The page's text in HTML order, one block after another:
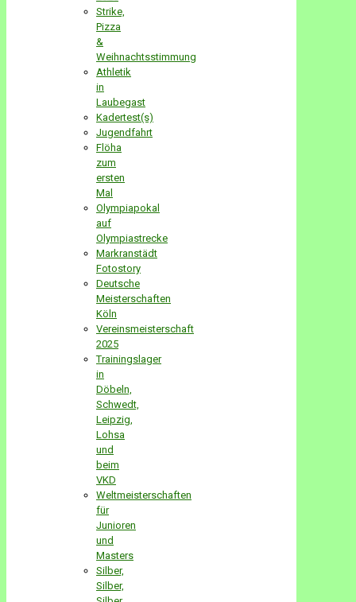
Strike,
Pizza
&
Weihnachtsstimmung
Athletik
in
Laubegast
Kadertest(s)
Jugendfahrt
Flöha
zum
ersten
Mal
Olympiapokal
auf
Olympiastrecke
Markranstädt
Fotostory
Deutsche
Meisterschaften
Köln
Vereinsmeisterschaft
2025
Trainingslager
in
Döbeln,
Schwedt,
Leipzig,
Lohsa
und
beim
VKD
Weltmeisterschaften
für
Junioren
und
Masters
Silber,
Silber,